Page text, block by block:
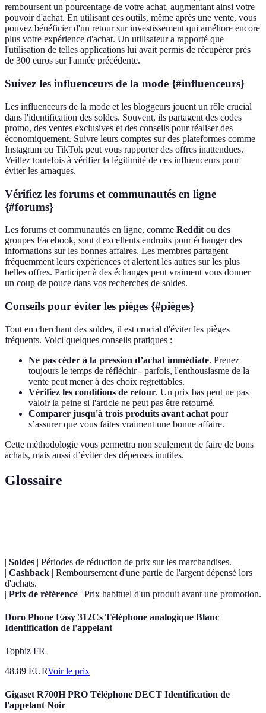
remboursent un pourcentage de votre achat, augmentant ainsi votre
pouvoir d'achat. En utilisant ces outils, même après une vente, vous
pouvez bénéficier d'un retour sur investissement qui améliore encore
plus votre expérience d'achat. Un utilisateur a rapporté que
l'utilisation de telles applications lui avait permis de récupérer près
de 300 euros sur l'année précédente.
Suivez les influenceurs de la mode {#influenceurs}
Les influenceurs de la mode et les bloggeurs jouent un rôle crucial
dans l'identification des soldes. Souvent, ils partagent des codes
promo, des ventes exclusives et des conseils pour réaliser des
économiquement. Suivre leurs comptes sur des plateformes comme
Instagram ou TikTok peut vous rapporter des offres inattendues.
Veillez toutefois à vérifier la légitimité de ces influenceurs pour
éviter les arnaques.
Vérifiez les forums et communautés en ligne
{#forums}
Les forums et communautés en ligne, comme Reddit ou des
groupes Facebook, sont d'excellents endroits pour échanger des
informations sur les bonnes affaires. Les membres partagent
fréquemment leurs expériences et alertent les autres sur les plus
belles offres. Participer à des échanges peut vraiment vous donner
un coup de pouce dans vos recherches de soldes.
Conseils pour éviter les pièges {#pièges}
Tout en cherchant des soldes, il est crucial d'éviter les pièges
fréquents. Voici quelques conseils pratiques :
Ne pas céder à la pression d’achat immédiate. Prenez
toujours le temps de réfléchir - parfois, l'enthousiasme de la
vente peut mener à des choix regrettables.
Vérifiez les conditions de retour. Un prix bas peut ne pas
valoir la peine si l'article ne peut pas être retourné.
Comparer jusqu'à trois produits avant achat pour
s’assurer que vous faites vraiment une bonne affaire.
Cette méthodologie vous permettra non seulement de faire de bons
achats, mais aussi d’éviter des dépenses inutiles.
Glossaire
| Soldes | Périodes de réduction de prix sur les marchandises.
| Cashback | Remboursement d'une partie de l'argent dépensé lors
d'achats.
| Prix de référence | Prix habituel d'un produit avant une promotion.
Doro Phone Easy 312Cs Téléphone analogique Blanc
Identification de l'appelant
Topbiz FR
48.89 EURVoir le prix
Gigaset R700H PRO Téléphone DECT Identification de
l'appelant Noir